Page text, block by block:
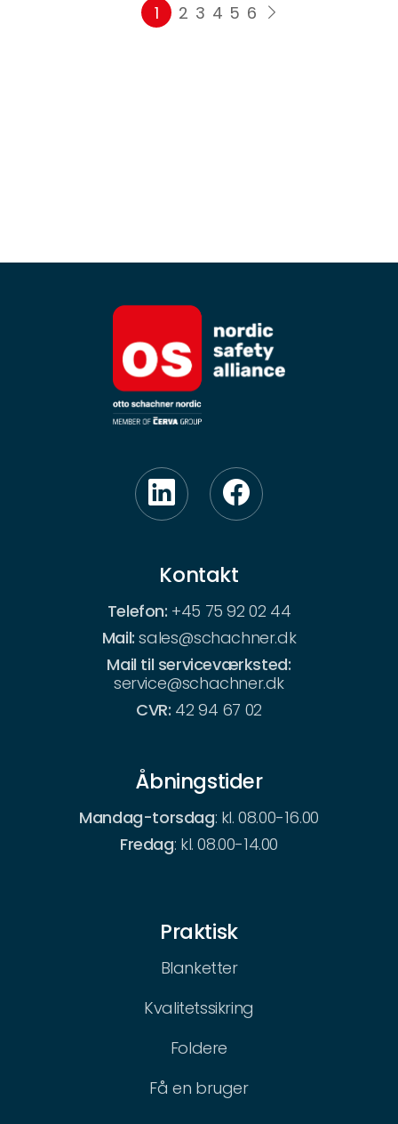
1 2 3 4 5 6
Kontakt
Telefon: +45 75 92 02 44
Mail:sales@schachner.dk
Mail til serviceværksted:
service@schachner.dk
CVR: 42 94 67 02
Åbningstider
Mandag-torsdag: kl. 08.00-16.00
Fredag: kl. 08.00-14.00
Praktisk
Blanketter
Kvalitetssikring
Foldere
Få en bruger